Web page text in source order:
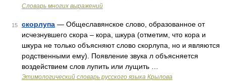
Словарь многих выражений
15 скорлупа — Общеславянское слово, образованное от
исчезнувшего скора – кора, шкура (отметим, что кора и
шкура не только объясняют слово скорлупа, но и являются
родственными ему). Появление звука л объясняется
воздействием слов лупить или лущить …
Этимологический словарь русского языка Крылова